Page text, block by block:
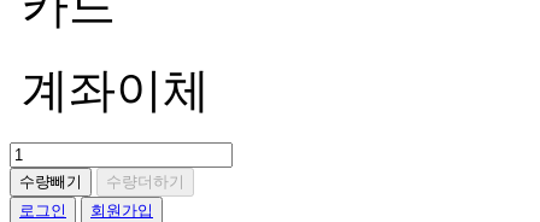
계좌이체
수량빼기
수량더하기
로그인
회원가입